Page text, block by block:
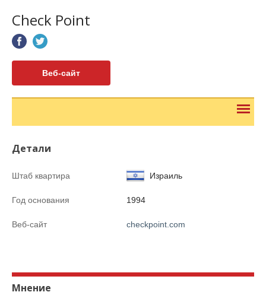
Check Point
Веб-сайт
Детали
Штаб квартира Израиль
Год основания 1994
Веб-сайт checkpoint.com
Мнение